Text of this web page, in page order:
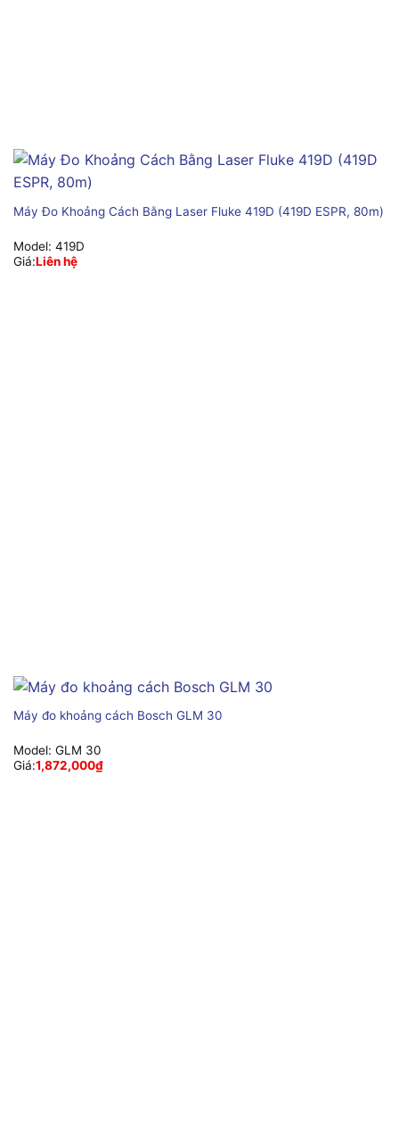
Máy Đo Khoảng Cách Bằng Laser Fluke 419D (419D ESPR, 80m)
Model: 419D
Giá:Liên hệ
Máy đo khoảng cách Bosch GLM 30
Model: GLM 30
Giá:1,872,000₫